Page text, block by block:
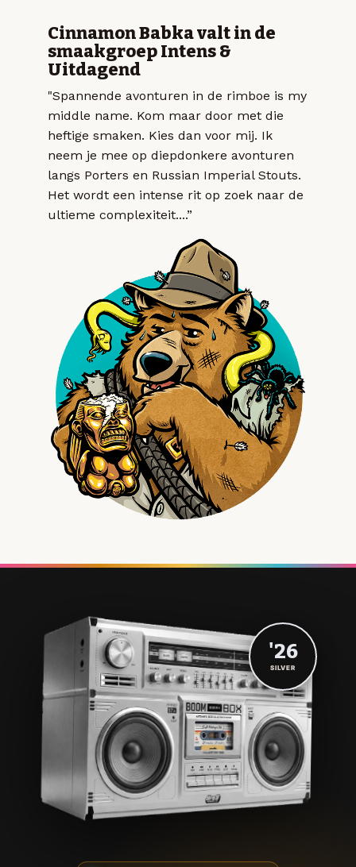
Cinnamon Babka valt in de
smaakgroep Intens &
Uitdagend
"Spannende avonturen in de rimboe is my
middle name. Kom maar door met die
heftige smaken. Kies dan voor mij. Ik
neem je mee op diepdonkere avonturen
langs Porters en Russian Imperial Stouts.
Het wordt een intense rit op zoek naar de
ultieme complexiteit....”
'26
SILVER